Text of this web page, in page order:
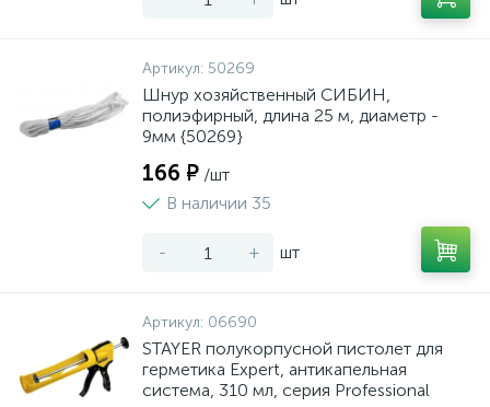
Артикул: 50269
Шнур хозяйственный СИБИН,
полиэфирный, длина 25 м, диаметр -
9мм {50269}
166 ₽ /шт
В наличии 35
- + шт
Артикул: 06690
STAYER полукорпусной пистолет для
герметика Expert, антикапельная
система, 310 мл, серия Professional